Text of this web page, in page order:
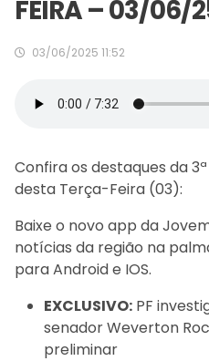
FEIRA – 03/06/
03/06/2025 11:52
Confira os destaques da
desta Terça-Feira (03):
Baixe o novo app da
notícias da região na
para Android e IOS.
EXCLUSIVO: PF
senador Weverton
preliminar